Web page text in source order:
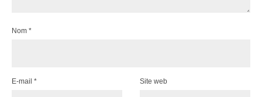
Nom *
E-mail * Site web